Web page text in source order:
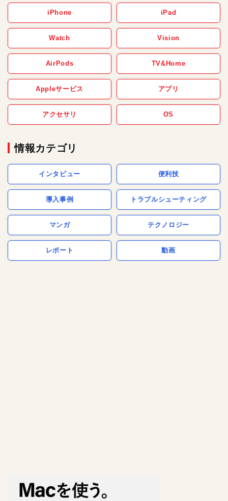
iPhone iPad
Watch Vision
AirPods TV&Home
Appleサービス アプリ
アクセサリ OS
情報カテゴリ
インタビュー 便利技
導入事例 トラブルシューティング
マンガ テクノロジー
レポート 動画